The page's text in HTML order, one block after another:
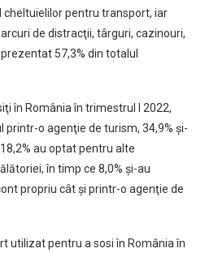
cheltuielilor pentru transport, iar
de distracţii, târguri, cazinouri,
57,3% din totalul
în România în trimestrul I 2022,
printr-o agenţie de turism, 34,9% şi-
au optat pentru alte
în timp ce 8,0% şi-au
propriu cât şi printr-o agenţie de
utilizat pentru a sosi în România în